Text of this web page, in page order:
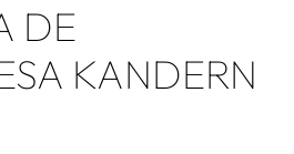
DE
KANDERN